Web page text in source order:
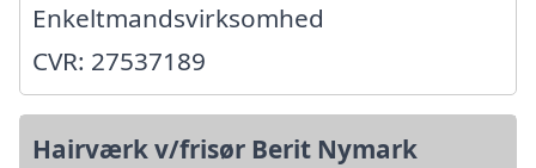
Enkeltmandsvirksomhed
CVR: 27537189
Hairværk v/frisør Berit Nymark